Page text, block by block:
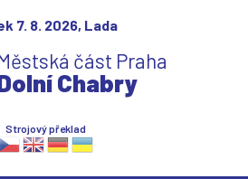
7. 8. 2026, Lada
část Praha
Chabry
Strojový překlad